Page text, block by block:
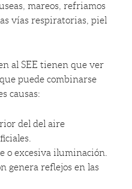
mareos, refriamos
vías respiratorias, piel
al SEE tienen que ver
puede combinarse
causas:
del del aire
o excesiva iluminación.
genera reflejos en las